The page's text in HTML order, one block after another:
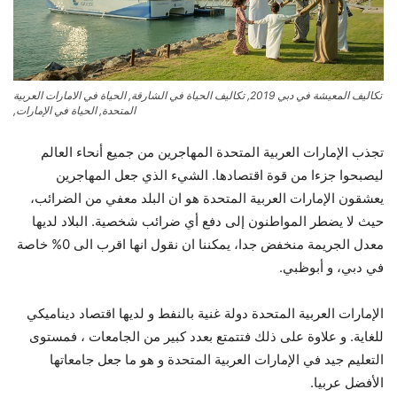
تكاليف المعيشة في دبي 2019, تكاليف الحياة في الشارقة, الحياة في الامارات العربية
المتحدة, الحياة في الإمارات,
تجذب الإمارات العربية المتحدة المهاجرين من جميع أنحاء العالم
ليصبحوا جزءا من قوة اقتصادها. الشيء الذي جعل المهاجرين
يعشقون الإمارات العربية المتحدة هو ان البلد معفي من الضرائب،
حيث لا يضطر المواطنون إلى دفع أي ضرائب شخصية. البلاد لديها
معدل الجريمة منخفض جدا، يمكننا ان نقول انها اقرب الى 0% خاصة
في دبي، و أبوظبي.
الإمارات العربية المتحدة دولة غنية بالنفط و لديها اقتصاد ديناميكي
للغاية. و علاوة على ذلك فتتمتع بعدد كبير من الجامعات ، فمستوى
التعليم جيد في الإمارات العربية المتحدة و هو ما جعل جامعاتها
الأفضل عربيا.